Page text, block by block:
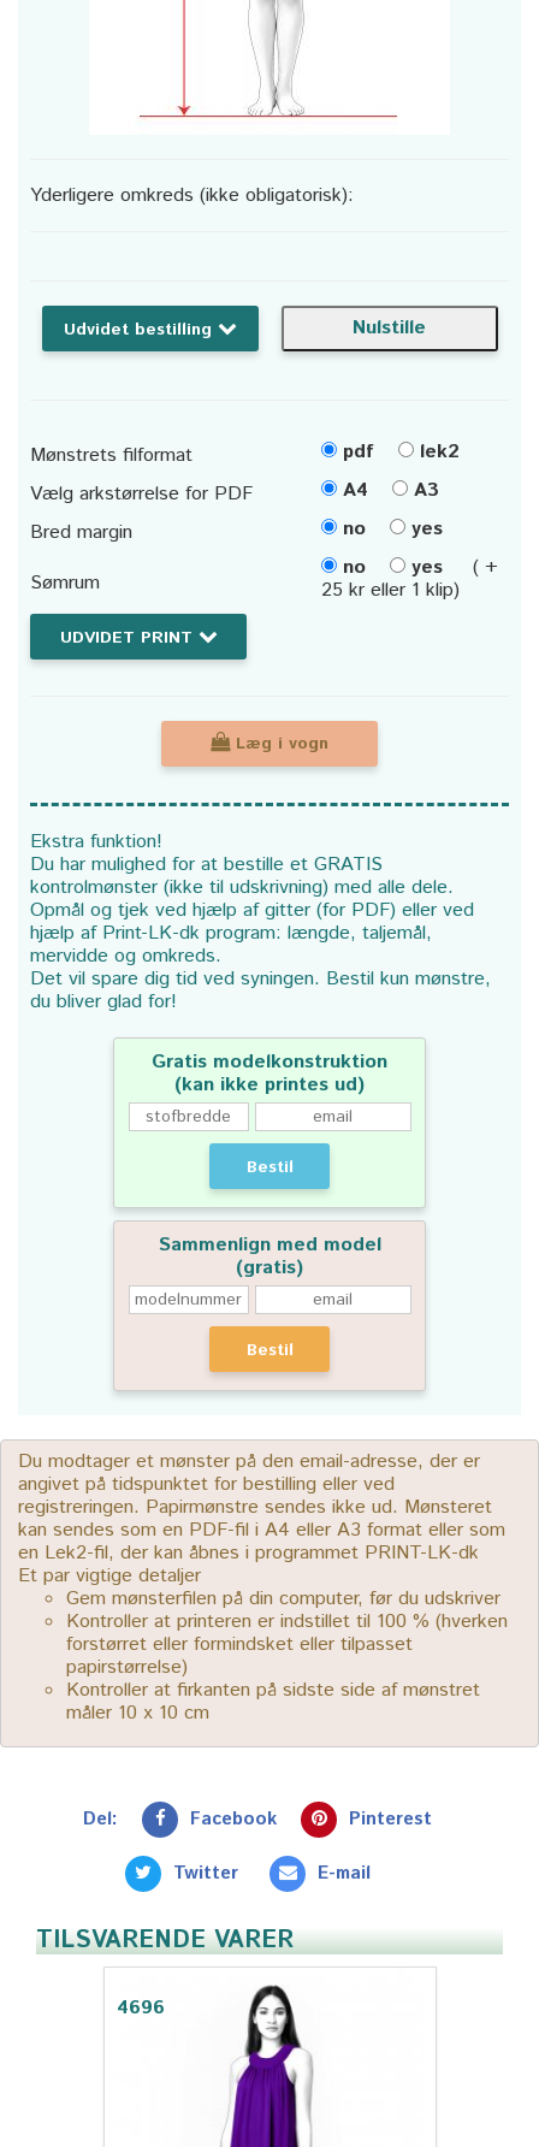
Yderligere omkreds (ikke obligatorisk):
Udvidet bestilling
Mønstrets filformat pdf
lek2
Vælg arkstørrelse for PDF
A4
A3
Bred margin
no
yes
Sømrum
no yes
( +
25 kr eller 1 klip)
UDVIDET PRINT
Læg i vogn
Ekstra funktion!
Du har mulighed for at bestille et GRATIS
kontrolmønster (ikke til udskrivning) med alle dele.
Opmål og tjek ved hjælp af gitter (for PDF) eller ved
hjælp af Print-LK-dk program: længde, taljemål,
mervidde og omkreds.
Det vil spare dig tid ved syningen. Bestil kun mønstre,
du bliver glad for!
Gratis modelkonstruktion
(kan ikke printes ud)
Bestil
Sammenlign med model
(gratis)
Bestil
Du modtager et mønster på den email-adresse, der er
angivet på tidspunktet for bestilling eller ved
registreringen. Papirmønstre sendes ikke ud. Mønsteret
kan sendes som en PDF-fil i A4 eller A3 format eller som
en Lek2-fil, der kan åbnes i programmet PRINT-LK-dk
Et par vigtige detaljer
Gem mønsterfilen på din computer, før du udskriver
Kontroller at printeren er indstillet til 100 % (hverken
forstørret eller formindsket eller tilpasset
papirstørrelse)
Kontroller at firkanten på sidste side af mønstret
måler 10 x 10 cm
Del: Facebook Pinterest
Twitter E-mail
TILSVARENDE VARER
4696